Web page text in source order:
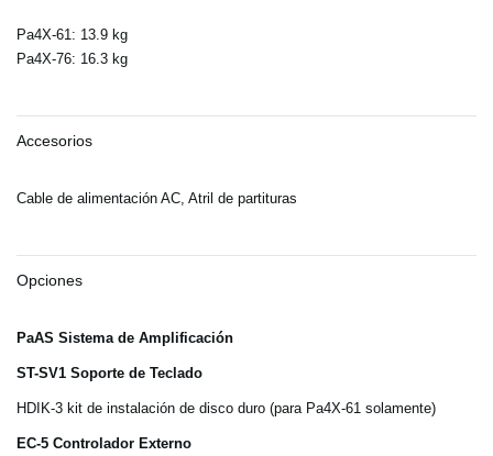
Pa4X-61: 13.9 kg
Pa4X-76: 16.3 kg
Accesorios
Cable de alimentación AC, Atril de partituras
Opciones
PaAS Sistema de Amplificación
ST-SV1 Soporte de Teclado
HDIK-3 kit de instalación de disco duro (para Pa4X-61 solamente)
EC-5 Controlador Externo